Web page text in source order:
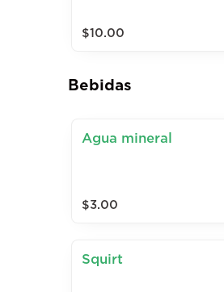
$10.00
Bebidas
Agua mineral
$3.00
Squirt